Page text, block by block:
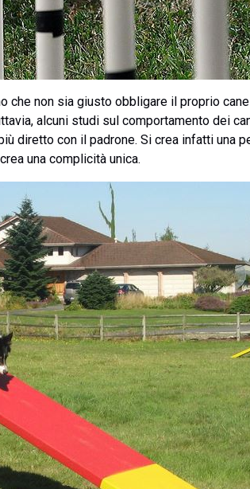
che non sia giusto obbligare il proprio
alcuni studi sul comportamento dei
diretto con il padrone. Si crea infatti una
una complicità unica.